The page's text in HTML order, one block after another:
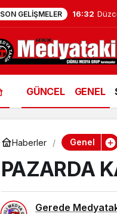
SON GELIŞMELER 16:32
GÜNCEL GENEL
Haberler Genel
PAZARDA
Gerede